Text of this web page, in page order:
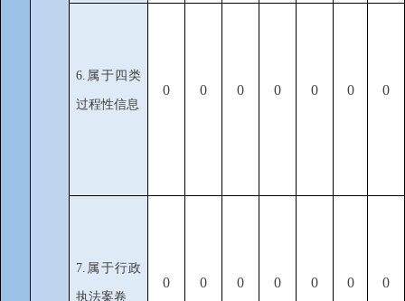
6.属于四类
过程性信息
0 0 0 0 0 0 0
7.属于行政
执法案卷
0 0 0 0 0 0 0